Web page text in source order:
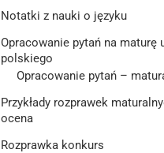
Notatki z nauki o języku
Opracowanie pytań na maturę
polskiego
Opracowanie pytań –
Przykłady rozprawek
ocena
Rozprawka konkurs